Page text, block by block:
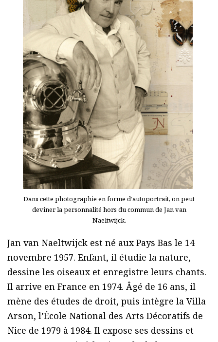
Dans cette photographie en forme d’autoportrait, on peut
deviner la personnalité hors du commun de Jan van
Naeltwijck.
Jan van Naeltwijck est né aux Pays Bas le 14
novembre 1957. Enfant, il étudie la nature,
dessine les oiseaux et enregistre leurs chants.
Il arrive en France en 1974. Âgé de 16 ans, il
mène des études de droit, puis intègre la Villa
Arson, l’École National des Arts Décoratifs de
Nice de 1979 à 1984. Il expose ses dessins et